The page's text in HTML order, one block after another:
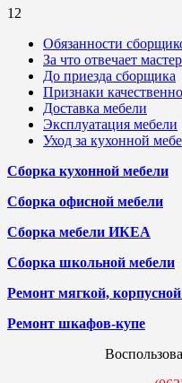
12
Обязанности
За что отвечает мастер
До приезда сборщика
Признаки
Доставка мебели
Эксплуатация мебели
Уход за кухонной
Сборка кухонной мебели
Сборка офисной мебели
Сборка мебели ИКЕА
Сборка школьной мебели
Ремонт мягкой,
Ремонт шкафов-купе